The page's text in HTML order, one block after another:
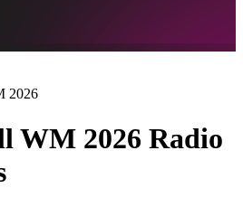
2026
WM 2026 Radio